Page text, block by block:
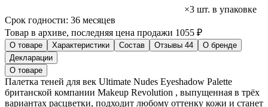
×3 шт. в упаковке
Срок годности: 36 месяцев
Товар в архиве, последняя цена продажи 1055 ₽
О товаре Характеристики Состав Отзывы 44
О бренде
Декларации
О товаре
Палетка теней для век Ultimate Nudes Eyeshadow Palette
британской компании Makeup Revolution , выпущенная в трёх
вариантах расцветки, подходит любому оттенку кожи и станет